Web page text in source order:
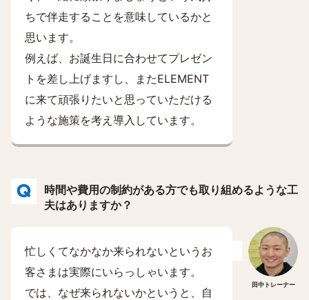
ちで伴走することを意味しているかと
思います。
例えば、お誕生日に合わせてプレゼン
トを差し上げますし、またELEMENT
に来て頑張りたいと思っていただける
ような施策を考え導入しています。
時間や費用の制約がある方でも取り組めるような工
夫はありますか？
田中トレーナー
忙しくてなかなか来られないというお
客さまは実際にいらっしゃいます。
では、なぜ来られないかというと、自